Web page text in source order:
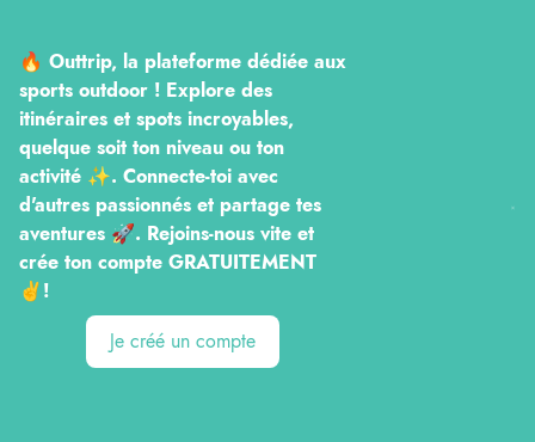
🔥 Outtrip, la plateforme dédiée aux
sports outdoor ! Explore des
itinéraires et spots incroyables,
quelque soit ton niveau ou ton
activité ✨. Connecte-toi avec
d'autres passionnés et partage tes
aventures 🚀. Rejoins-nous vite et
crée ton compte GRATUITEMENT
✌️!
Je créé un compte